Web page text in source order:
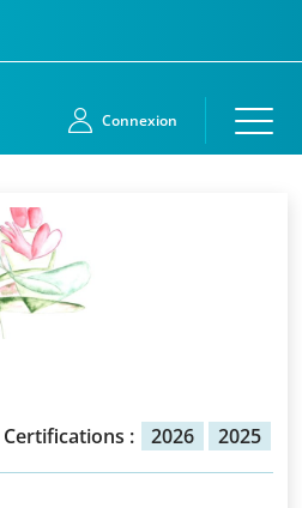
Connexion
Certifications :
2026 2025